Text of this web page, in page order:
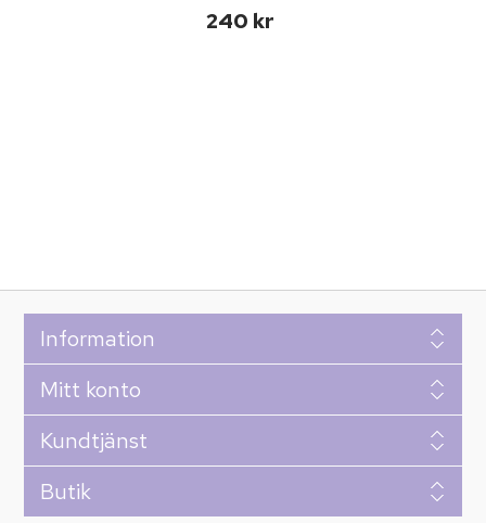
240 kr
Information
Mitt konto
Kundtjänst
Butik